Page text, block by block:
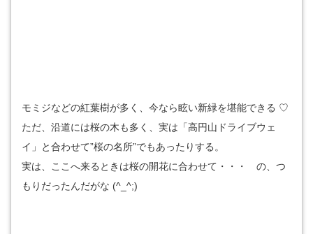
モミジなどの紅葉樹が多く、今なら眩い新緑を堪能できる ♡
ただ、沿道には桜の木も多く、実は「高円山ドライブウェ
イ」と合わせて”桜の名所”でもあったりする。
実は、ここへ来るときは桜の開花に合わせて・・・ の、つ
もりだったんだがな (^_^;)